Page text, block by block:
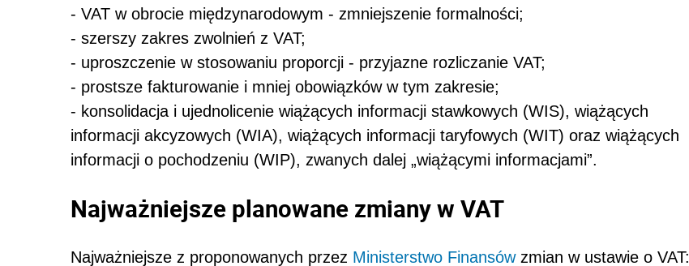
- VAT w obrocie międzynarodowym - zmniejszenie formalności;
- szerszy zakres zwolnień z VAT;
- uproszczenie w stosowaniu proporcji - przyjazne rozliczanie VAT;
- prostsze fakturowanie i mniej obowiązków w tym zakresie;
- konsolidacja i ujednolicenie wiążących informacji stawkowych (WIS), wiążących
informacji akcyzowych (WIA), wiążących informacji taryfowych (WIT) oraz wiążących
informacji o pochodzeniu (WIP), zwanych dalej „wiążącymi informacjami”.
Najważniejsze planowane zmiany w VAT
Najważniejsze z proponowanych przez Ministerstwo Finansówzmian w ustawie o VAT: